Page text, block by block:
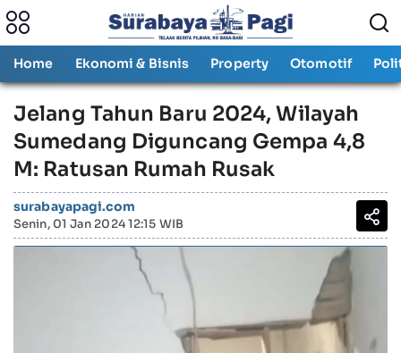
Home Ekonomi & Bisnis Property Otomotif
Jelang Tahun Baru 2024, Wilayah
Sumedang Diguncang Gempa 4,8
M: Ratusan Rumah Rusak
surabayapagi.com
Senin, 01 Jan 2024 12:15 WIB